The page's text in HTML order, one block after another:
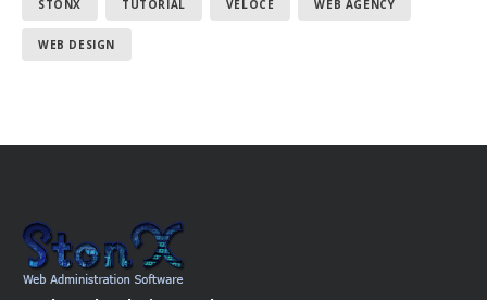
STONX TUTORIAL VELOCE WEB AGENCY
WEB DESIGN